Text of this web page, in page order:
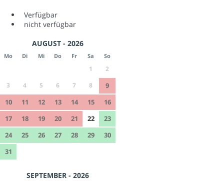
Verfügbar
nicht verfügbar
AUGUST - 2026
Mo Di Mi Do Fr Sa So
1
2
3
4 5 6 7 8
9
10
11 12 13 14 15
16
17
18 19 20 21 22
23
24
25 26 27 28 29
30
31
SEPTEMBER - 2026